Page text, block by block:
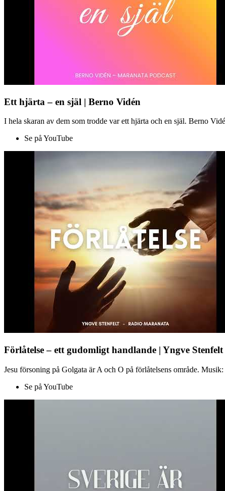
Ett hjärta – en själ | Berno Vidén
I hela skaran av dem som trodde var ett hjärta och en själ. Berno
Se på YouTube
Förlåtelse – ett gudomligt handlande | Yngve Stenfelt
Jesu försoning på Golgata är A och O på förlåtelsens område.
Se på YouTube